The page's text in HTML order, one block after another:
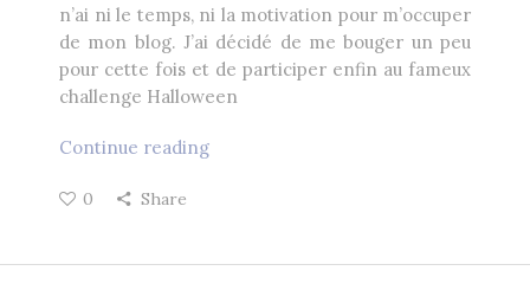
n’ai ni le temps, ni la motivation pour m’occuper
de mon blog. J’ai décidé de me bouger un peu
pour cette fois et de participer enfin au fameux
challenge Halloween
Continue reading
0 Share